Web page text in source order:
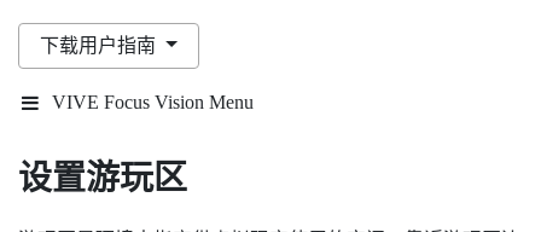
下载用户指南
VIVE Focus Vision Menu
设置游玩区